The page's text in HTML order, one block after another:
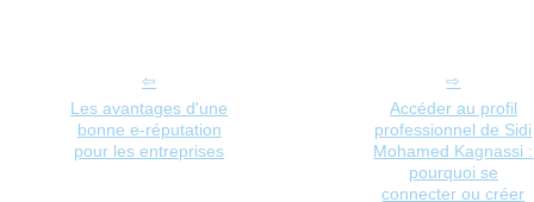
Les avantages d'une
bonne e-réputation
pour les entreprises
Accéder au profil
professionnel de Sidi
Mohamed Kagnassi :
pourquoi se
connecter ou créer